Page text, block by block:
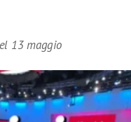
13 maggio